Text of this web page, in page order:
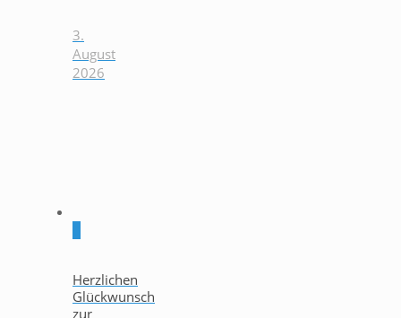
3.
August
2026
Herzlichen
Glückwunsch
zur